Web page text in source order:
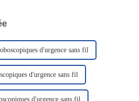
nettes…
d'urgence sans fil
d'urgence sans fil
d'urgence sans fil